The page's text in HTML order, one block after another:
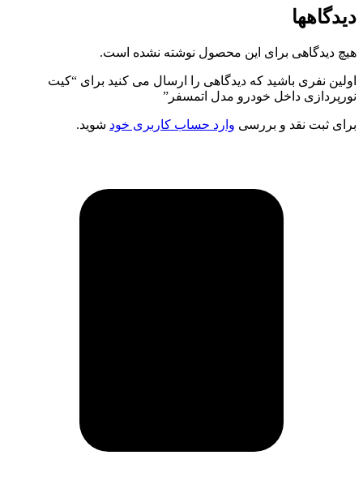
دیدگاهها
هیچ دیدگاهی برای این محصول نوشته نشده است.
اولین نفری باشید که دیدگاهی را ارسال می کنید برای “کیت
نورپردازی داخل خودرو مدل اتمسفر”
برای ثبت نقد و بررسی وارد حساب کاربری خود شوید.